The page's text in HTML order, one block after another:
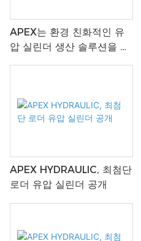
APEX는 환경 친화적인 유
압 실린더 생산 솔루션을 발
APEX HYDRAULIC, 최첨단
로더 유압 실린더 공개